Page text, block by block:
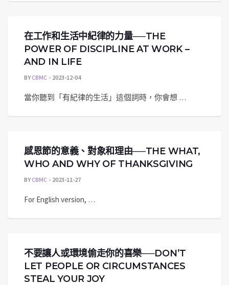
在工作和生活中紀律的力量──THE
POWER OF DISCIPLINE AT WORK –
AND IN LIFE
BYCBMC 2023-12-04
當你聽到「有紀律的生活」這個詞時，你會想 …
感恩節的意義、對象和理由──THE WHAT,
WHO AND WHY OF THANKSGIVING
BYCBMC 2023-11-27
For English version, …
不要讓人或環境偷走你的喜樂──DON’T
LET PEOPLE OR CIRCUMSTANCES
STEAL YOUR JOY